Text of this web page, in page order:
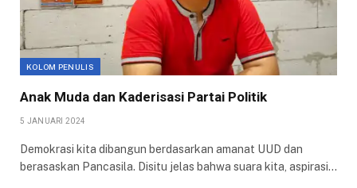
KOLOM PENULIS
Anak Muda dan Kaderisasi Partai Politik
5 JANUARI 2024
Demokrasi kita dibangun berdasarkan amanat UUD dan
berasaskan Pancasila. Disitu jelas bahwa suara kita, aspirasi…